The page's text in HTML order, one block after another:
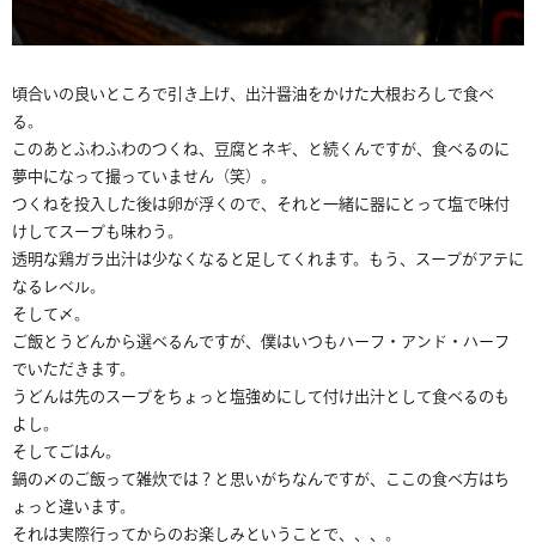
頃合いの良いところで引き上げ、出汁醤油をかけた大根おろしで食べ
る。
このあとふわふわのつくね、豆腐とネギ、と続くんですが、食べるのに
夢中になって撮っていません（笑）。
つくねを投入した後は卵が浮くので、それと一緒に器にとって塩で味付
けしてスープも味わう。
透明な鶏ガラ出汁は少なくなると足してくれます。もう、スープがアテに
なるレベル。
そして〆。
ご飯とうどんから選べるんですが、僕はいつもハーフ・アンド・ハーフ
でいただきます。
うどんは先のスープをちょっと塩強めにして付け出汁として食べるのも
よし。
そしてごはん。
鍋の〆のご飯って雑炊では？と思いがちなんですが、ここの食べ方はち
ょっと違います。
それは実際行ってからのお楽しみということで、、、。